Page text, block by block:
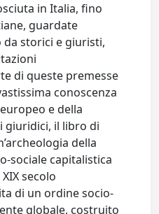
in Italia, fino
guardate
da storici e giuristi,
di queste premesse
conoscenza
e della
giuridici, il libro di
della
sociale capitalistica
secolo
di un ordine socio-
globale, costruito